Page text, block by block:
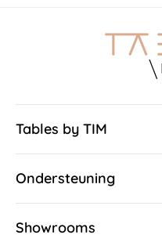
Tables by TIM
Ondersteuning
Showrooms